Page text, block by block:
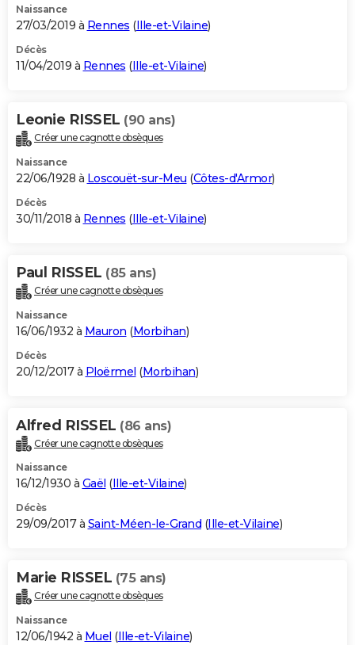
Naissance
27/03/2019 à Rennes (Ille-et-Vilaine)
Décès
11/04/2019 à Rennes (Ille-et-Vilaine)
Leonie RISSEL (90 ans)
Créer une cagnotte obsèques
Naissance
22/06/1928 à Loscouët-sur-Meu (Côtes-d'Armor)
Décès
30/11/2018 à Rennes (Ille-et-Vilaine)
Paul RISSEL (85 ans)
Créer une cagnotte obsèques
Naissance
16/06/1932 à Mauron (Morbihan)
Décès
20/12/2017 à Ploërmel (Morbihan)
Alfred RISSEL (86 ans)
Créer une cagnotte obsèques
Naissance
16/12/1930 à Gaël (Ille-et-Vilaine)
Décès
29/09/2017 à Saint-Méen-le-Grand (Ille-et-Vilaine)
Marie RISSEL (75 ans)
Créer une cagnotte obsèques
Naissance
12/06/1942 à Muel (Ille-et-Vilaine)